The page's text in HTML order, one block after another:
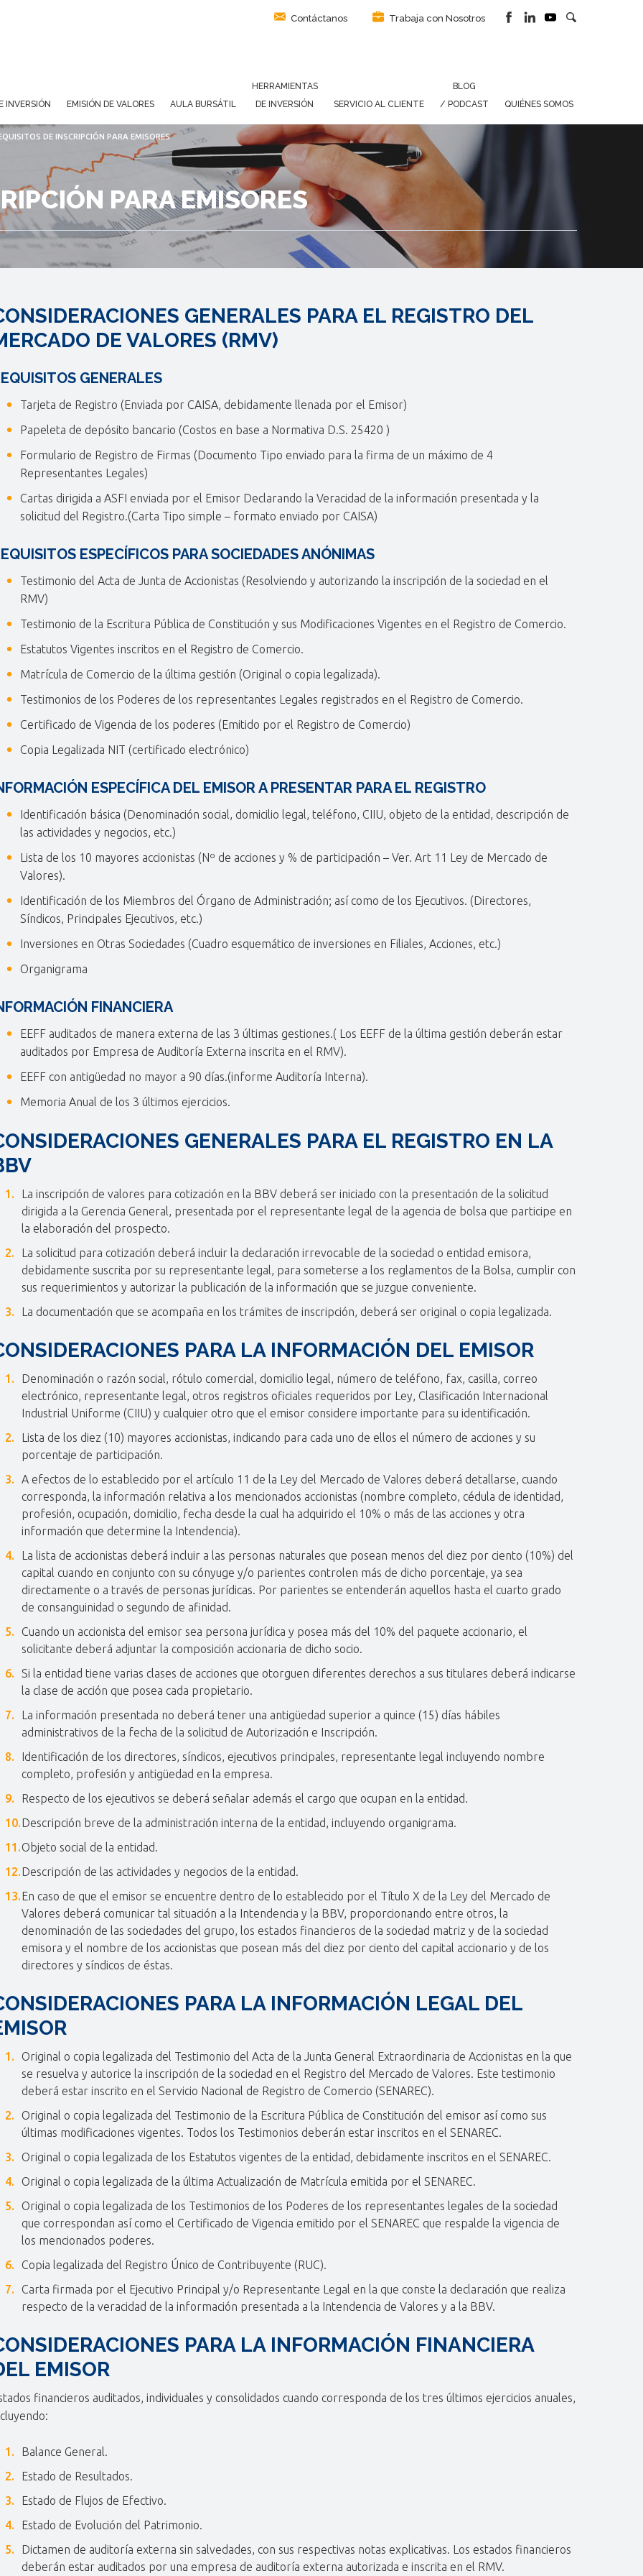
Contáctanos Trabaja con Nosotros
INVERSIÓN EMISIÓN DE VALORES AULA BURSÁTIL
HERRAMIENTAS
DE INVERSIÓN
SERVICIO AL CLIENTE
BLOG
/ PODCAST
QUIÉNES SOMOS
DE INSCRIPCIÓN PARA EMISORES
PARA EMISORES
GENERALES PARA EL REGISTRO DEL
DE VALORES (RMV)
GENERALES
Tarjeta de Registro (Enviada por CAISA, debidamente llenada por el Emisor)
Papeleta de depósito bancario (Costos en base a Normativa D.S. 25420 )
Formulario de Registro de Firmas (Documento Tipo enviado para la firma de un máximo de 4
Representantes Legales)
Cartas dirigida a ASFI enviada por el Emisor Declarando la Veracidad de la información presentada y la
solicitud del Registro.(Carta Tipo simple – formato enviado por CAISA)
ESPECÍFICOS PARA SOCIEDADES ANÓNIMAS
Testimonio del Acta de Junta de Accionistas (Resolviendo y autorizando la inscripción de la sociedad en el
RMV)
Testimonio de la Escritura Pública de Constitución y sus Modificaciones Vigentes en el Registro de Comercio.
Estatutos Vigentes inscritos en el Registro de Comercio.
Matrícula de Comercio de la última gestión (Original o copia legalizada).
Testimonios de los Poderes de los representantes Legales registrados en el Registro de Comercio.
Certificado de Vigencia de los poderes (Emitido por el Registro de Comercio)
Copia Legalizada NIT (certificado electrónico)
ESPECÍFICA DEL EMISOR A PRESENTAR PARA EL REGISTRO
Identificación básica (Denominación social, domicilio legal, teléfono, CIIU, objeto de la entidad, descripción de
las actividades y negocios, etc.)
Lista de los 10 mayores accionistas (Nº de acciones y % de participación – Ver. Art 11 Ley de Mercado de
Valores).
Identificación de los Miembros del Órgano de Administración; así como de los Ejecutivos. (Directores,
Síndicos, Principales Ejecutivos, etc.)
Inversiones en Otras Sociedades (Cuadro esquemático de inversiones en Filiales, Acciones, etc.)
Organigrama
FINANCIERA
EEFF auditados de manera externa de las 3 últimas gestiones.( Los EEFF de la última gestión deberán estar
auditados por Empresa de Auditoría Externa inscrita en el RMV).
EEFF con antigüedad no mayor a 90 días.(informe Auditoría Interna).
Memoria Anual de los 3 últimos ejercicios.
GENERALES PARA EL REGISTRO EN LA
La inscripción de valores para cotización en la BBV deberá ser iniciado con la presentación de la solicitud
dirigida a la Gerencia General, presentada por el representante legal de la agencia de bolsa que participe en
la elaboración del prospecto.
La solicitud para cotización deberá incluir la declaración irrevocable de la sociedad o entidad emisora,
debidamente suscrita por su representante legal, para someterse a los reglamentos de la Bolsa, cumplir con
sus requerimientos y autorizar la publicación de la información que se juzgue conveniente.
La documentación que se acompaña en los trámites de inscripción, deberá ser original o copia legalizada.
PARA LA INFORMACIÓN DEL EMISOR
Denominación o razón social, rótulo comercial, domicilio legal, número de teléfono, fax, casilla, correo
electrónico, representante legal, otros registros oficiales requeridos por Ley, Clasificación Internacional
Industrial Uniforme (CIIU) y cualquier otro que el emisor considere importante para su identificación.
Lista de los diez (10) mayores accionistas, indicando para cada uno de ellos el número de acciones y su
porcentaje de participación.
A efectos de lo establecido por el artículo 11 de la Ley del Mercado de Valores deberá detallarse, cuando
corresponda, la información relativa a los mencionados accionistas (nombre completo, cédula de identidad,
profesión, ocupación, domicilio, fecha desde la cual ha adquirido el 10% o más de las acciones y otra
información que determine la Intendencia).
La lista de accionistas deberá incluir a las personas naturales que posean menos del diez por ciento (10%) del
capital cuando en conjunto con su cónyuge y/o parientes controlen más de dicho porcentaje, ya sea
directamente o a través de personas jurídicas. Por parientes se entenderán aquellos hasta el cuarto grado
de consanguinidad o segundo de afinidad.
Cuando un accionista del emisor sea persona jurídica y posea más del 10% del paquete accionario, el
solicitante deberá adjuntar la composición accionaria de dicho socio.
Si la entidad tiene varias clases de acciones que otorguen diferentes derechos a sus titulares deberá indicarse
la clase de acción que posea cada propietario.
La información presentada no deberá tener una antigüedad superior a quince (15) días hábiles
administrativos de la fecha de la solicitud de Autorización e Inscripción.
Identificación de los directores, síndicos, ejecutivos principales, representante legal incluyendo nombre
completo, profesión y antigüedad en la empresa.
Respecto de los ejecutivos se deberá señalar además el cargo que ocupan en la entidad.
Descripción breve de la administración interna de la entidad, incluyendo organigrama.
Objeto social de la entidad.
Descripción de las actividades y negocios de la entidad.
En caso de que el emisor se encuentre dentro de lo establecido por el Título X de la Ley del Mercado de
Valores deberá comunicar tal situación a la Intendencia y la BBV, proporcionando entre otros, la
denominación de las sociedades del grupo, los estados financieros de la sociedad matriz y de la sociedad
emisora y el nombre de los accionistas que posean más del diez por ciento del capital accionario y de los
directores y síndicos de éstas.
PARA LA INFORMACIÓN LEGAL DEL
Original o copia legalizada del Testimonio del Acta de la Junta General Extraordinaria de Accionistas en la que
se resuelva y autorice la inscripción de la sociedad en el Registro del Mercado de Valores. Este testimonio
deberá estar inscrito en el Servicio Nacional de Registro de Comercio (SENAREC).
Original o copia legalizada del Testimonio de la Escritura Pública de Constitución del emisor así como sus
últimas modificaciones vigentes. Todos los Testimonios deberán estar inscritos en el SENAREC.
Original o copia legalizada de los Estatutos vigentes de la entidad, debidamente inscritos en el SENAREC.
Original o copia legalizada de la última Actualización de Matrícula emitida por el SENAREC.
Original o copia legalizada de los Testimonios de los Poderes de los representantes legales de la sociedad
que correspondan así como el Certificado de Vigencia emitido por el SENAREC que respalde la vigencia de
los mencionados poderes.
Copia legalizada del Registro Único de Contribuyente (RUC).
Carta firmada por el Ejecutivo Principal y/o Representante Legal en la que conste la declaración que realiza
respecto de la veracidad de la información presentada a la Intendencia de Valores y a la BBV.
PARA LA INFORMACIÓN FINANCIERA
EMISOR
financieros auditados, individuales y consolidados cuando corresponda de los tres últimos ejercicios anuales,
Balance General.
Estado de Resultados.
Estado de Flujos de Efectivo.
Estado de Evolución del Patrimonio.
Dictamen de auditoría externa sin salvedades, con sus respectivas notas explicativas. Los estados financieros
deberán estar auditados por una empresa de auditoría externa autorizada e inscrita en el RMV.